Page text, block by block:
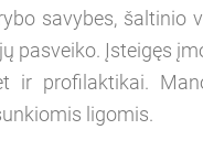
savybes, šaltinio
pasveiko. Įsteigęs
ir profilaktikai.
ligomis.